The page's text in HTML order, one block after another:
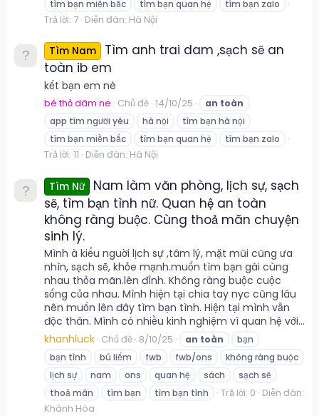
tìm bạn miền bắc tìm bạn quan hệ tìm bạn zalo
Trả lời: 7 Diễn đàn: Hà Nội
Tìm Nam
Tìm anh trai dam ,sạch sẽ an
toàn ib em
kết bạn em nè
bé thỏ dâm ne Chủ đề 14/10/25 an toàn
app tìm người yêu
hà nội
tìm bạn hà nội
tìm bạn miền bắc
tìm bạn quan hệ tìm bạn zalo
Trả lời: 11 Diễn đàn: Hà Nội
Tìm Nữ
Nam làm văn phòng, lịch sự, sạch
sẽ, tìm bạn tình nữ. Quan hệ an toàn
không ràng buộc. Cùng thoả mãn chuyện
sinh lý.
Mình à kiểu nguời lịch sự ,tâm lý, mặt mũi cũng ưa
nhìn, sạch sẽ, khỏe mạnh.muốn tìm bạn gái cùng
nhau thỏa mãn.lên đỉnh. Không ràng buộc cuộc
sống của nhau. Mình hiện tại chia tay nyc cũng lâu
nên muốn lên đây tìm bạn tình. Hiện tại mình vẫn
độc thân. Mình có nhiều kinh nghiệm vì quan hệ với...
khanhluck Chủ đề 8/10/25 an toàn
bạn
bạn tình
bú liếm fwb fwb/ons
không ràng buộc
lịch sự
nam ons quan hệ sách
sạch sẽ
thoả mãn
tìm bạn tìm bạn tình Trả lời: 0 Diễn đàn:
Khánh Hòa